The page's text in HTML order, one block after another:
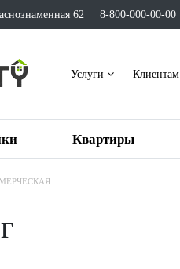
62 8-800-000-00-00
Услуги Клиентам
Квартиры